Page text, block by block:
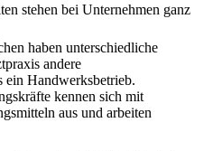
stehen bei Unternehmen ganz
haben unterschiedliche
andere
ein Handwerksbetrieb.
kennen sich mit
aus und arbeiten